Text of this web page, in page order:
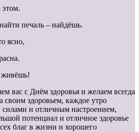
печаль – найдёшь.
ясно,
живёшь!
вас с Днём здоровья и желаем всегда
своим здоровьем, каждое утро
и отличным настроением,
потенциал и отличное здоровье
благ в жизни и хорошего